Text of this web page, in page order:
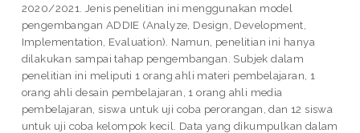
2020/2021. Jenis penelitian ini menggunakan model
pengembangan ADDIE (Analyze, Design, Development,
Implementation, Evaluation). Namun, penelitian ini hanya
dilakukan sampai tahap pengembangan. Subjek dalam
penelitian ini meliputi 1 orang ahli materi pembelajaran, 1
orang ahli desain pembelajaran, 1 orang ahli media
pembelajaran, siswa untuk uji coba perorangan, dan 12 siswa
untuk uji coba kelompok kecil. Data yang dikumpulkan dalam